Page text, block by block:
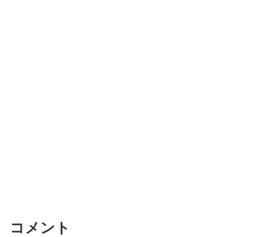
コメント